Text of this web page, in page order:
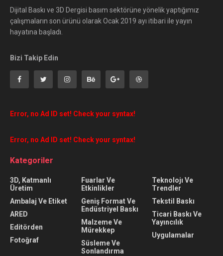
Dijital Baskı ve 3D Dergisi basım sektörüne yönelik yaptığımız
çalışmaların son ürünü olarak Ocak 2019 ayı itibari ile yayın
hayatına başladı.
Bizi Takip Edin
Error, no Ad ID set! Check your syntax!
Error, no Ad ID set! Check your syntax!
Kategoriler
3D, Katmanlı
Üretim
Ambalaj Ve Etiket
ARED
Editörden
Fotoğraf
Fuarlar Ve
Etkinlikler
Geniş Format Ve
Endüstriyel Baskı
Malzeme Ve
Mürekkep
Süsleme Ve
Sonlandırma
Teknolojı Ve
Trendler
Tekstil Baskı
Ticari Baskı Ve
Yayıncılık
Uygulamalar